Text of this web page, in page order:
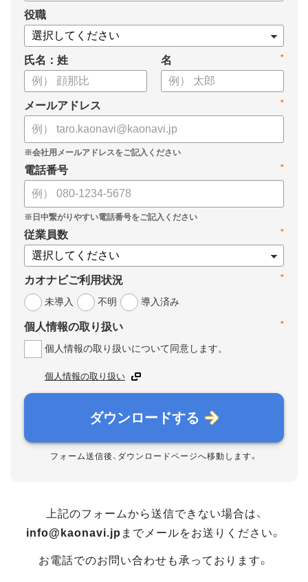
役職
氏名：姓 *
名
*
メールアドレス
*
電話番号
*
従業員数
*
カオナビご利用状況
未導入
不明 導入済み
*
個人情報の取り扱い
個人情報の取り扱いについて同意します。
個人情報の取り扱い
ダウンロードする
フォーム送信後、ダウンロードページへ移動します。
上記のフォームから送信できない場合は、
info@kaonavi.jp までメールをお送りください。
お電話でのお問い合わせも承っております。